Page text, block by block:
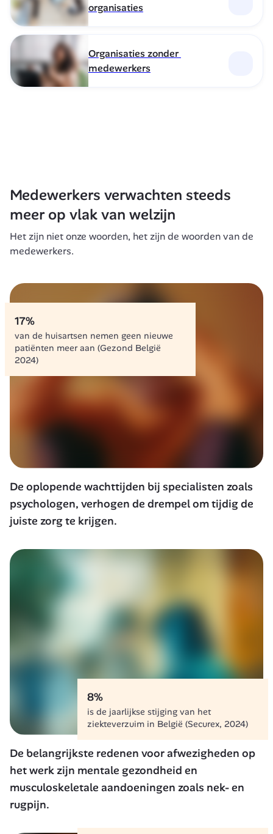
organisaties
Organisaties zonder
medewerkers
Medewerkers verwachten steeds
meer op vlak van welzijn
Het zijn niet onze woorden, het zijn de woorden van de
medewerkers.
17%
van de huisartsen nemen geen nieuwe
patiënten meer aan (Gezond België
2024)
De oplopende wachttijden bij specialisten zoals
psychologen, verhogen de drempel om tijdig de
juiste zorg te krijgen.
8%
is de jaarlijkse stijging van het
ziekteverzuim in België (Securex, 2024)
De belangrijkste redenen voor afwezigheden op
het werk zijn mentale gezondheid en
musculoskeletale aandoeningen zoals nek- en
rugpijn.